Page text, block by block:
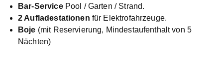
Bar-ServicePool / Garten / Strand.
2 Aufladestationen für Elektrofahrzeuge.
Boje (mit Reservierung, Mindestaufenthalt von 5
Nächten)